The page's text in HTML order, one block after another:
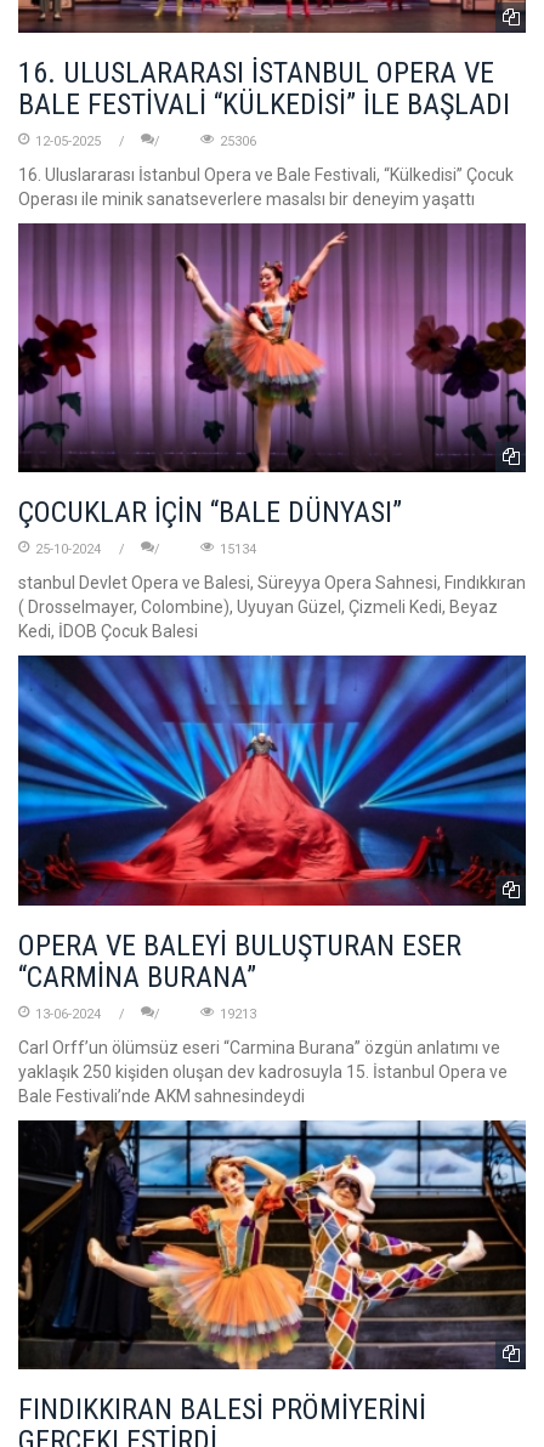
16. ULUSLARARASI İSTANBUL OPERA VE
BALE FESTİVALİ “KÜLKEDİSİ” İLE BAŞLADI
12-05-2025 25306
16. Uluslararası İstanbul Opera ve Bale Festivali, “Külkedisi” Çocuk
Operası ile minik sanatseverlere masalsı bir deneyim yaşattı
ÇOCUKLAR İÇİN “BALE DÜNYASI”
25-10-2024 15134
stanbul Devlet Opera ve Balesi, Süreyya Opera Sahnesi, Fındıkkıran
( Drosselmayer, Colombine), Uyuyan Güzel, Çizmeli Kedi, Beyaz
Kedi, İDOB Çocuk Balesi
OPERA VE BALEYİ BULUŞTURAN ESER
“CARMİNA BURANA”
13-06-2024 19213
Carl Orff’un ölümsüz eseri “Carmina Burana” özgün anlatımı ve
yaklaşık 250 kişiden oluşan dev kadrosuyla 15. İstanbul Opera ve
Bale Festivali’nde AKM sahnesindeydi
FINDIKKIRAN BALESİ PRÖMİYERİNİ